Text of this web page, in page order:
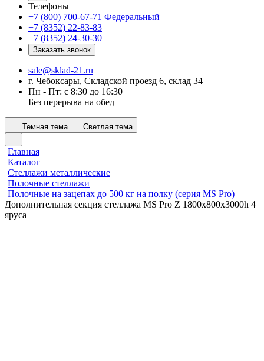
Телефоны
+7 (800) 700-67-71 Федеральный
+7 (8352) 22-83-83
+7 (8352) 24-30-30
Заказать звонок
sale@sklad-21.ru
г. Чебоксары, Складской проезд 6, склад 34
Пн - Пт: с 8:30 до 16:30
Без перерыва на обед
Темная тема Светлая тема
Главная
Каталог
Стеллажи металлические
Полочные стеллажи
Полочные на зацепах до 500 кг на полку (серия MS Pro)
Дополнительная секция стеллажа MS Pro Z 1800x800х3000h 4
яруса